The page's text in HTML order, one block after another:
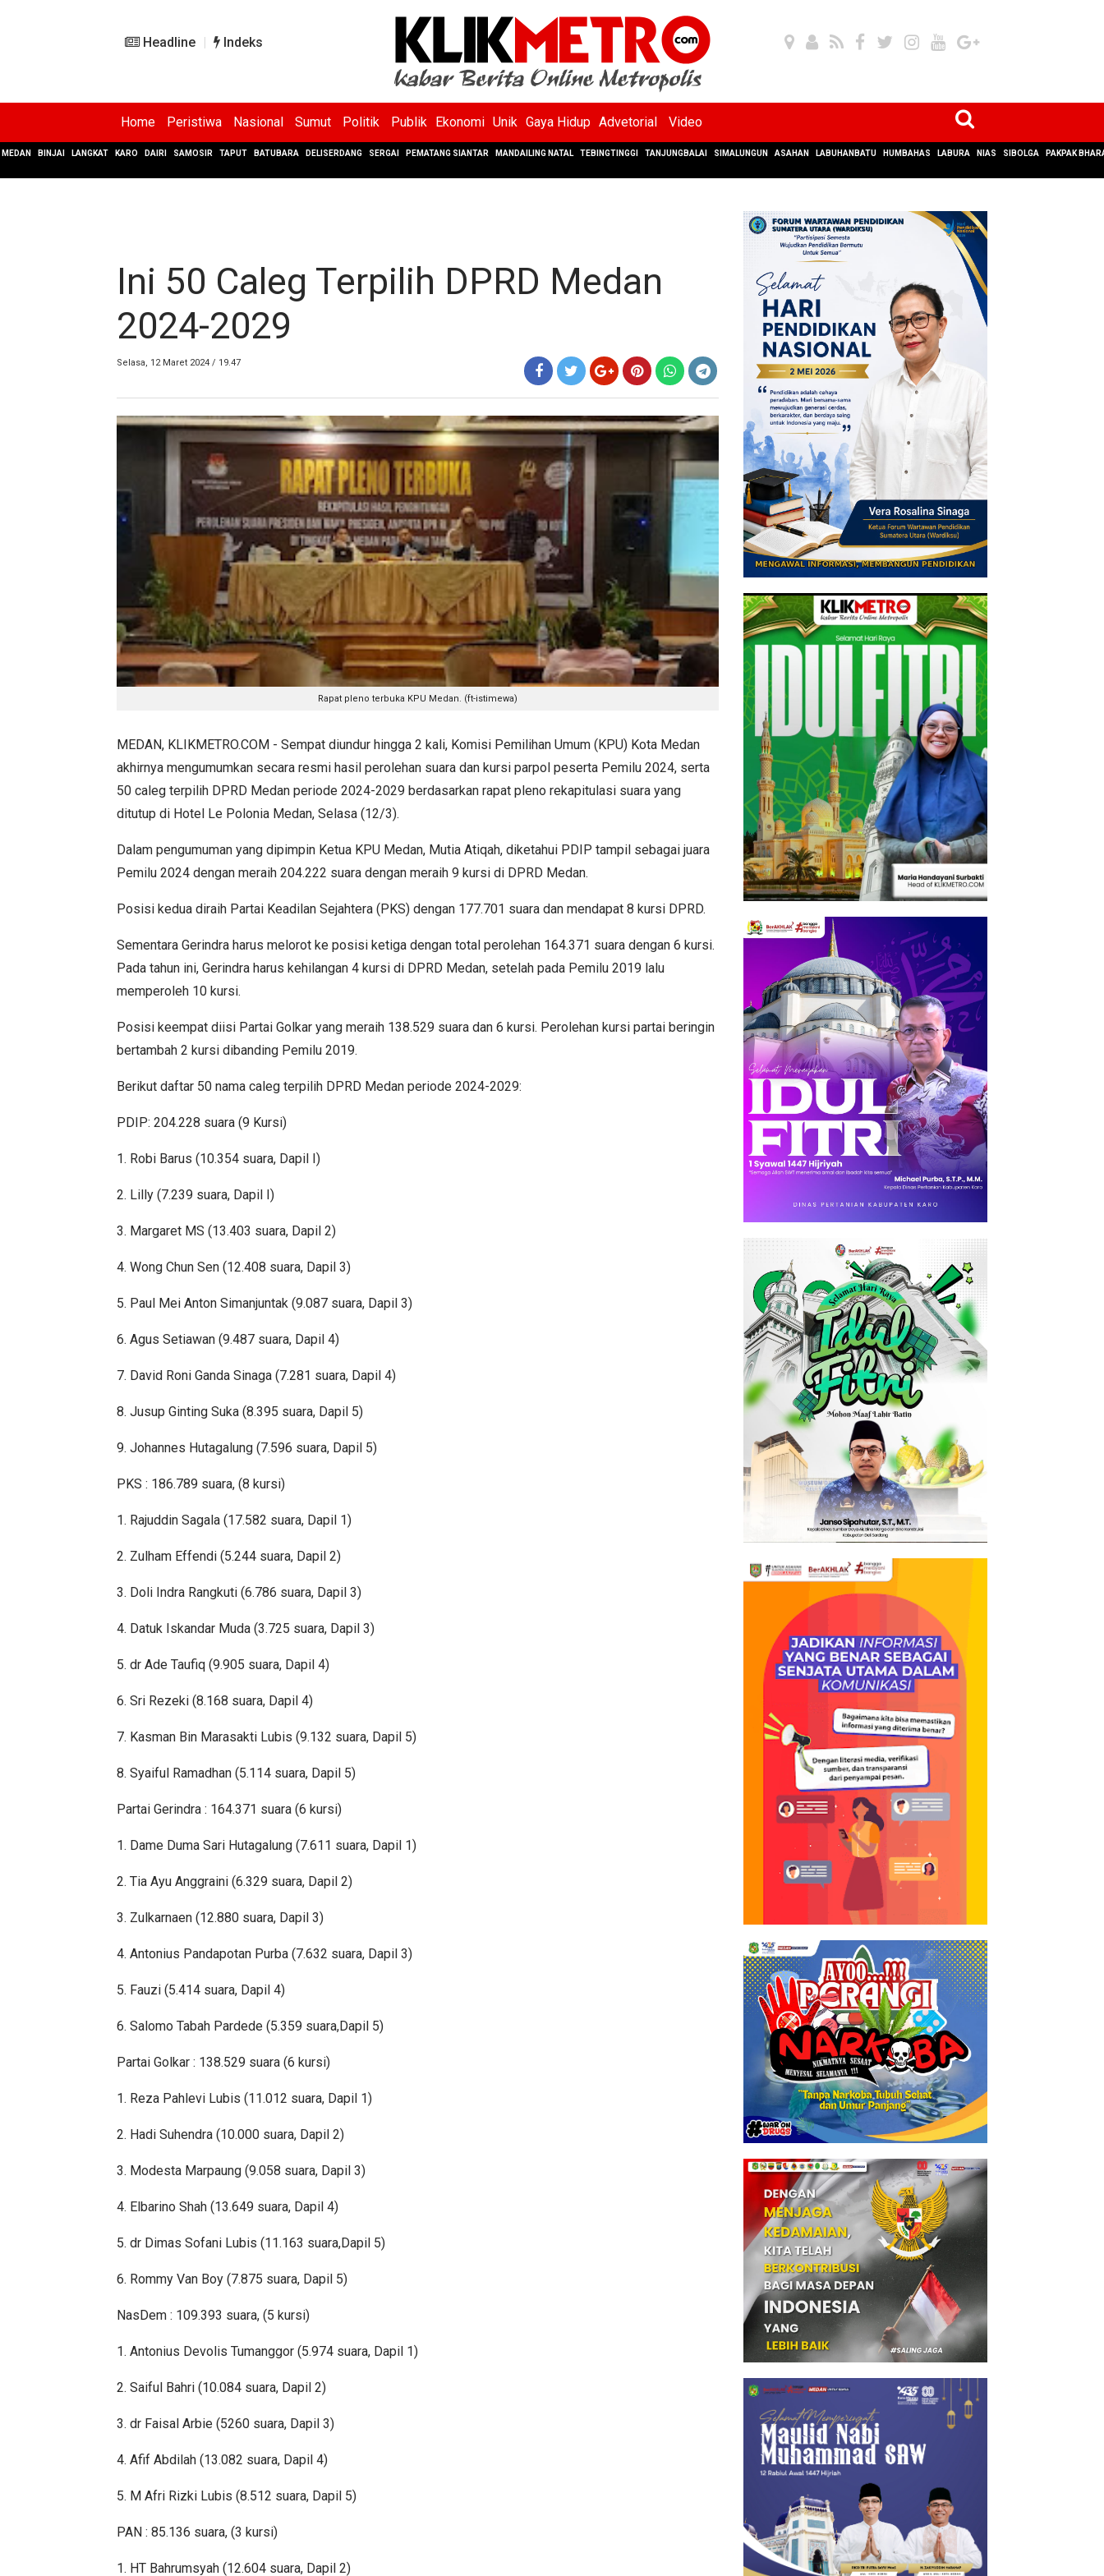
Headline Indeks
Home Peristiwa Nasional Sumut Politik Publik Ekonomi Unik Gaya Hidup Advetorial Video
MEDAN BINJAI LANGKAT KARO DAIRI SAMOSIR TAPUT BATUBARA DELISERDANG SERGAI PEMATANG SIANTAR MANDAILING NATAL TEBINGTINGGI TANJUNGBALAI SIMALUNGUN ASAHAN LABUHANBATU HUMBAHAS LABURA NIAS SIBOLGA PAKPAK
Ini 50 Caleg Terpilih DPRD Medan
2024-2029
Selasa, 12 Maret 2024 / 19.47
Rapat pleno terbuka KPU Medan. (ft-istimewa)
MEDAN, KLIKMETRO.COM - Sempat diundur hingga 2 kali, Komisi Pemilihan Umum (KPU) Kota Medan
akhirnya mengumumkan secara resmi hasil perolehan suara dan kursi parpol peserta Pemilu 2024, serta
50 caleg terpilih DPRD Medan periode 2024-2029 berdasarkan rapat pleno rekapitulasi suara yang
ditutup di Hotel Le Polonia Medan, Selasa (12/3).
Dalam pengumuman yang dipimpin Ketua KPU Medan, Mutia Atiqah, diketahui PDIP tampil sebagai juara
Pemilu 2024 dengan meraih 204.222 suara dengan meraih 9 kursi di DPRD Medan.
Posisi kedua diraih Partai Keadilan Sejahtera (PKS) dengan 177.701 suara dan mendapat 8 kursi DPRD.
Sementara Gerindra harus melorot ke posisi ketiga dengan total perolehan 164.371 suara dengan 6 kursi.
Pada tahun ini, Gerindra harus kehilangan 4 kursi di DPRD Medan, setelah pada Pemilu 2019 lalu
memperoleh 10 kursi.
Posisi keempat diisi Partai Golkar yang meraih 138.529 suara dan 6 kursi. Perolehan kursi partai beringin
bertambah 2 kursi dibanding Pemilu 2019.
Berikut daftar 50 nama caleg terpilih DPRD Medan periode 2024-2029:
PDIP: 204.228 suara (9 Kursi)
1. Robi Barus (10.354 suara, Dapil I)
2. Lilly (7.239 suara, Dapil I)
3. Margaret MS (13.403 suara, Dapil 2)
4. Wong Chun Sen (12.408 suara, Dapil 3)
5. Paul Mei Anton Simanjuntak (9.087 suara, Dapil 3)
6. Agus Setiawan (9.487 suara, Dapil 4)
7. David Roni Ganda Sinaga (7.281 suara, Dapil 4)
8. Jusup Ginting Suka (8.395 suara, Dapil 5)
9. Johannes Hutagalung (7.596 suara, Dapil 5)
PKS : 186.789 suara, (8 kursi)
1. Rajuddin Sagala (17.582 suara, Dapil 1)
2. Zulham Effendi (5.244 suara, Dapil 2)
3. Doli Indra Rangkuti (6.786 suara, Dapil 3)
4. Datuk Iskandar Muda (3.725 suara, Dapil 3)
5. dr Ade Taufiq (9.905 suara, Dapil 4)
6. Sri Rezeki (8.168 suara, Dapil 4)
7. Kasman Bin Marasakti Lubis (9.132 suara, Dapil 5)
8. Syaiful Ramadhan (5.114 suara, Dapil 5)
Partai Gerindra : 164.371 suara (6 kursi)
1. Dame Duma Sari Hutagalung (7.611 suara, Dapil 1)
2. Tia Ayu Anggraini (6.329 suara, Dapil 2)
3. Zulkarnaen (12.880 suara, Dapil 3)
4. Antonius Pandapotan Purba (7.632 suara, Dapil 3)
5. Fauzi (5.414 suara, Dapil 4)
6. Salomo Tabah Pardede (5.359 suara,Dapil 5)
Partai Golkar : 138.529 suara (6 kursi)
1. Reza Pahlevi Lubis (11.012 suara, Dapil 1)
2. Hadi Suhendra (10.000 suara, Dapil 2)
3. Modesta Marpaung (9.058 suara, Dapil 3)
4. Elbarino Shah (13.649 suara, Dapil 4)
5. dr Dimas Sofani Lubis (11.163 suara,Dapil 5)
6. Rommy Van Boy (7.875 suara, Dapil 5)
NasDem : 109.393 suara, (5 kursi)
1. Antonius Devolis Tumanggor (5.974 suara, Dapil 1)
2. Saiful Bahri (10.084 suara, Dapil 2)
3. dr Faisal Arbie (5260 suara, Dapil 3)
4. Afif Abdilah (13.082 suara, Dapil 4)
5. M Afri Rizki Lubis (8.512 suara, Dapil 5)
PAN : 85.136 suara, (3 kursi)
1. HT Bahrumsyah (12.604 suara, Dapil 2)